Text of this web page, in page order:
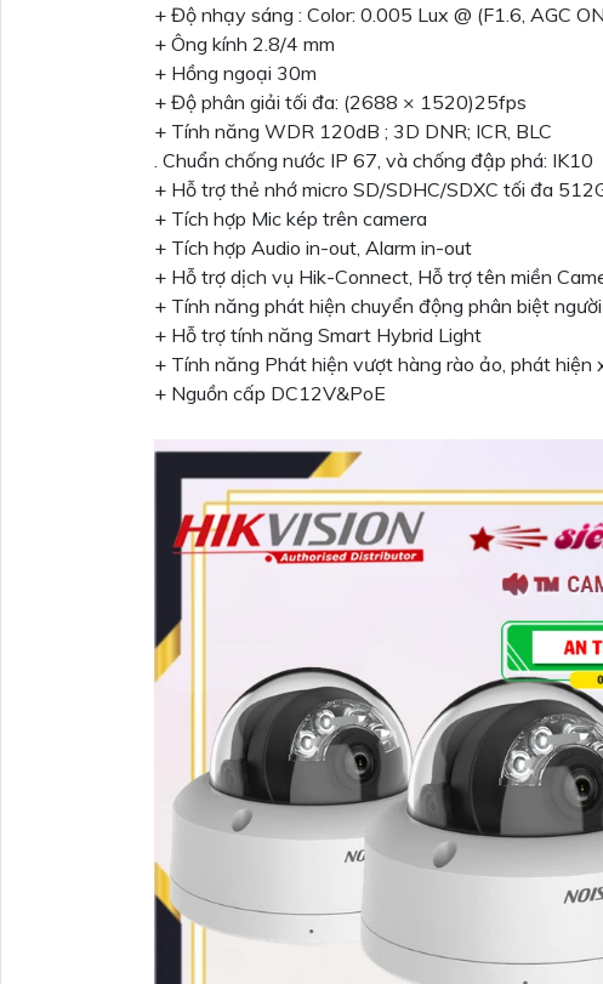
+ Độ nhạy sáng : Color: 0.005 Lux @ (F1.6, AGC
+ Ông kính 2.8/4 mm
+ Hồng ngoại 30m
+ Độ phân giải tối đa: (2688 × 1520)25fps
+ Tính năng WDR 120dB ; 3D DNR; ICR, BLC
. Chuẩn chống nước IP 67, và chống đập phá: IK10
+ Hỗ trợ thẻ nhớ micro SD/SDHC/SDXC tối đa
+ Tích hợp Mic kép trên camera
+ Tích hợp Audio in-out, Alarm in-out
+ Hỗ trợ dịch vụ Hik-Connect, Hỗ trợ tên miền
+ Tính năng phát hiện chuyển động phân biệt
+ Hỗ trợ tính năng Smart Hybrid Light
+ Tính năng Phát hiện vượt hàng rào ảo, phát hiện
+ Nguồn cấp DC12V&PoE